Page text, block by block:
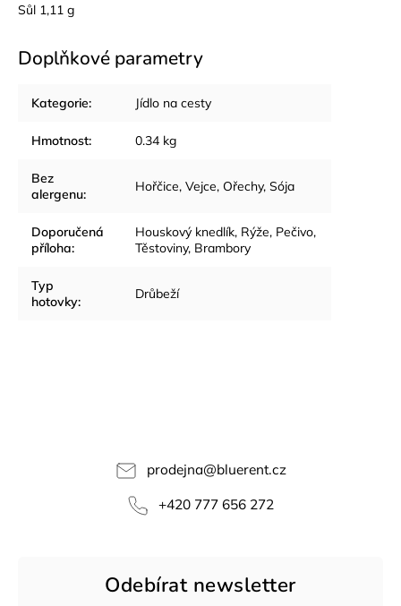
Sůl 1,11 g
Doplňkové parametry
Kategorie: Jídlo na cesty
Hmotnost: 0.34 kg
Bez
alergenu: Hořčice, Vejce, Ořechy, Sója
Doporučená
příloha:
Houskový knedlík, Rýže, Pečivo,
Těstoviny, Brambory
Typ
hotovky: Drůbeží
prodejna@bluerent.cz
+420 777 656 272
Odebírat newsletter